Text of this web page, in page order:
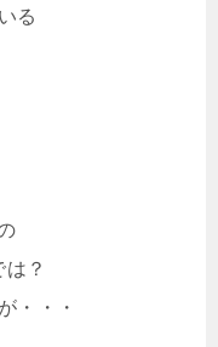
る
？
・・・